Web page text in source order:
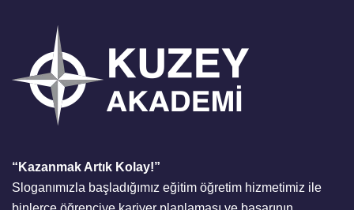
“Kazanmak Artık Kolay!”
Sloganımızla başladığımız eğitim öğretim hizmetimiz ile